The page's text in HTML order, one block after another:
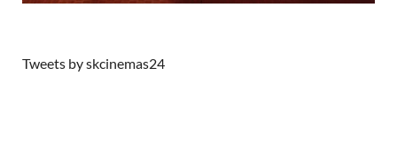
Tweets by skcinemas24